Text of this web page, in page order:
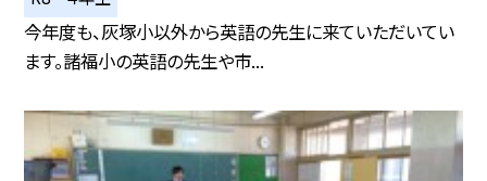
今年度も、灰塚小以外から英語の先生に来ていただいてい
ます。諸福小の英語の先生や市...